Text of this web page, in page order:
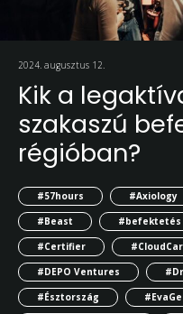
2024. augusztus 12.
Kik a
szakaszú
régióban?
#57hours #Axiology
#Beast
#befektetés
#Certifier
#DEPO Ventures
#Észtország